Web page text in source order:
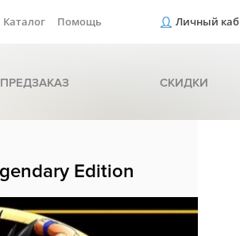
Каталог Помощь Личный
ПРЕДЗАКАЗ СКИДКИ
Edition